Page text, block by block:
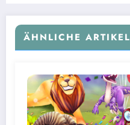
ÄHNLICHE ARTIKEL